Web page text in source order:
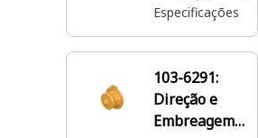
em freio de
Especificações
103-6291:
Direção e
Embreagem